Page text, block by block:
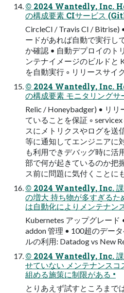
© 2024 Wantedly, Inc.
の構成要素 CIサービス
CircleCI / Travis CI / Bitrise)
ードがあれば⾃動で実⾏し
か確認 • ⾃動デプロイのト
ンテナイメージのビルドと
を⾃動実⾏ ◦ リリースサイ
© 2024 Wantedly, Inc.
の構成要素 モニタリング
Relic / Honeybadger) • リ
ていることを保証 ◦
スにメトリクスやログを送
等に通知してエンジニアに
も利⽤できデバッグ時に活
部で何が起きているのか把
ス前に問題に気付くことに
© 2024 Wantedly, Inc. 課
の増⼤ 持ち物が多すぎる
は⾃動化によりメンテナン
Kubernetes アップグレード
addon 管理 • 100超のデー
ルの利⽤: Datadog vs New
© 2024 Wantedly, Inc. 課
せていない メンテナンスコ
組める施策に制限がある •
とりあえず試すところまで